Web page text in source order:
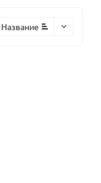
Название